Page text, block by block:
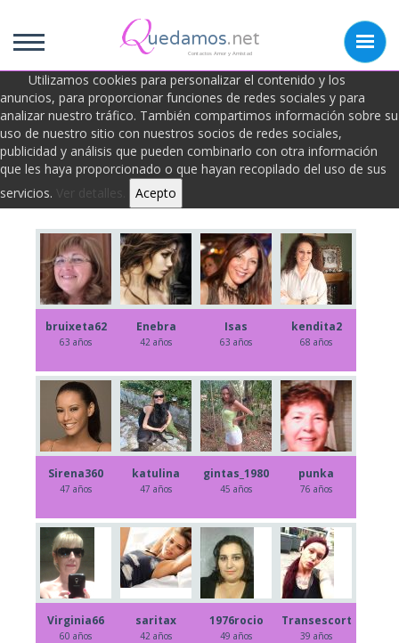
uedamos.net
Contactos Amor y Amistad
Utilizamos cookies para personalizar el contenido y los
anuncios, para proporcionar funciones de redes sociales y para
analizar nuestro tráfico. También compartimos información sobre su
uso de nuestro sitio con nuestros socios de redes sociales,
publicidad y análisis que pueden combinarlo con otra información
que les haya proporcionado o que hayan recopilado del uso de sus
servicios.
Ver detalles. Acepto
Foto zapping de Ususarios
Todos Chicas
bruixeta62
63 años
Enebra
42 años
Isas
63 años
kendita2
68 años
Sirena360
47 años
katulina
47 años
gintas_1980
45 años
punka
76 años
Virginia66
60 años
saritax
42 años
1976rocio
49 años
Transescort
39 años